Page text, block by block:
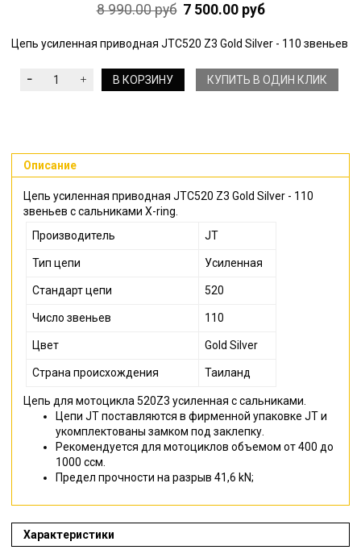
8 990.00 руб 7 500.00 руб
Цепь усиленная приводная JTC520 Z3 Gold Silver - 110 звеньев
В КОРЗИНУ КУПИТЬ В ОДИН КЛИК
Описание
Цепь усиленная приводная JTC520 Z3 Gold Silver - 110
звеньев с сальниками X-ring.
Производитель
JT
Тип цепи Усиленная
Стандарт цепи 520
Число звеньев 110
Цвет Gold Silver
Страна происхождения Таиланд
Цепь для мотоцикла 520Z3 усиленная с сальниками.
Цепи JT поставляются в фирменной упаковке JT и
укомплектованы замком под заклепку.
Рекомендуется для мотоциклов объемом от 400 до
1000 ссм.
Предел прочности на разрыв 41,6 kN;
Характеристики